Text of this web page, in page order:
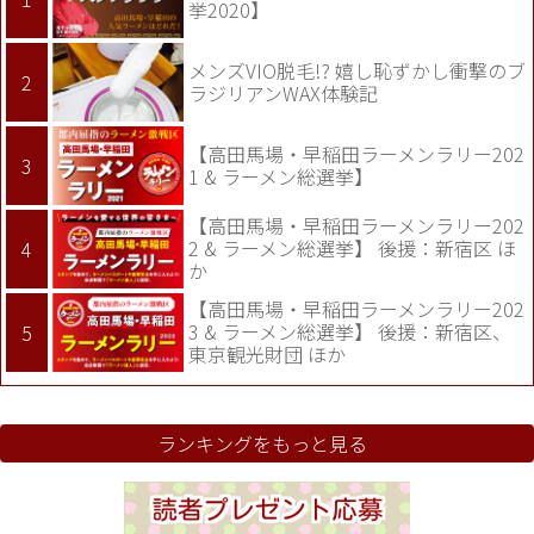
挙2020】
メンズVIO脱毛!? 嬉し恥ずかし衝撃のブ
ラジリアンWAX体験記
【高田馬場・早稲田ラーメンラリー202
1 & ラーメン総選挙】
【高田馬場・早稲田ラーメンラリー202
2 & ラーメン総選挙】 後援：新宿区 ほ
か
【高田馬場・早稲田ラーメンラリー202
3 & ラーメン総選挙】 後援：新宿区、
東京観光財団 ほか
ランキングをもっと見る